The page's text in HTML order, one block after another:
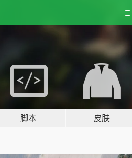
脚本 皮肤